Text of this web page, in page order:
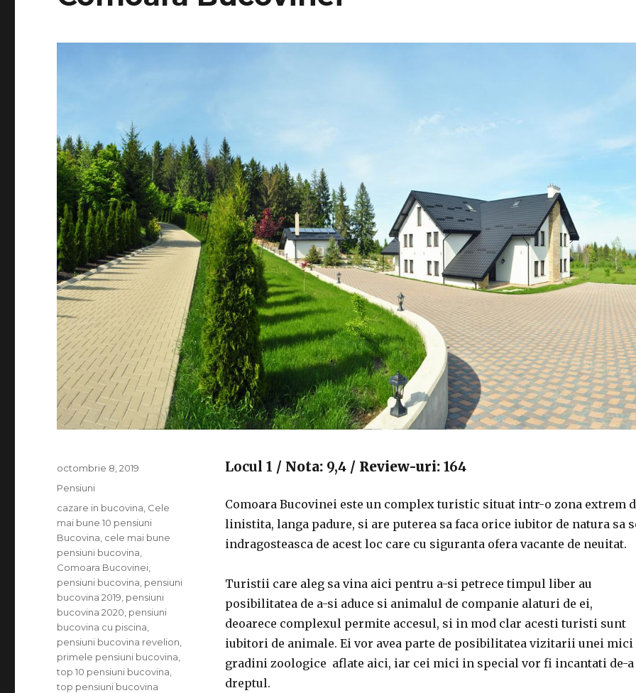
Locul 1 / Nota: 9,4/ Review-uri: 164
Comoara Bucovinei este un complex turistic situat intr-o zona extrem
linistita, langa padure, si are puterea sa faca orice iubitor de natura sa
indragosteasca de acest loc care cu siguranta ofera vacante de neuitat.
Turistii care aleg sa vina aici pentru a-si petrece timpul liber au
posibilitatea de a-si aduce si animalul de companie alaturi de ei,
deoarece complexul permite accesul, si in mod clar acesti turisti sunt
iubitori de animale. Ei vor avea parte de posibilitatea vizitarii unei mici
gradini zoologice aflate aici, iar cei mici in special vor fi incantati de-a
dreptul.
Publicat
pe
octombrie 8, 2019
Categorii
Pensiuni
Etichete
cazare in bucovina Cele
mai bune 10 pensiuni
Bucovina cele mai bune
pensiuni bucovina
Comoara Bucovinei
pensiuni bucovina pensiuni
bucovina 2019 pensiuni
bucovina 2020 pensiuni
bucovina cu piscina
pensiuni bucovina revelion
primele pensiuni bucovina
top 10 pensiuni bucovina
top pensiuni bucovina